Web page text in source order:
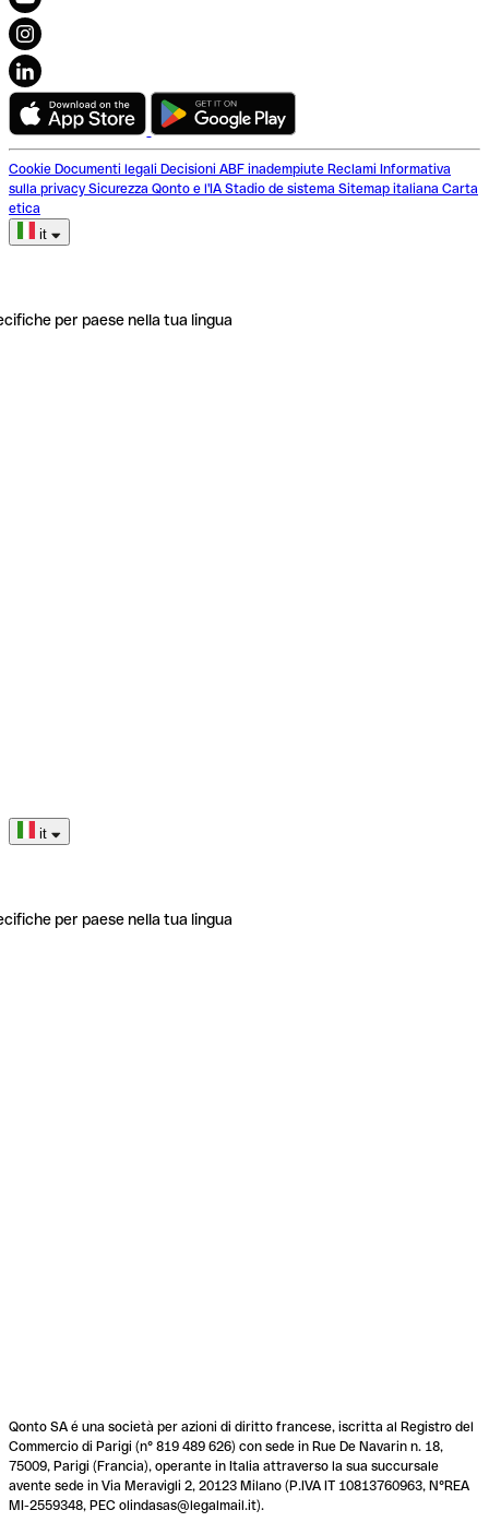
Cookie Documenti legali Decisioni ABF inadempiute Reclami Informativa
sulla privacy Sicurezza Qonto e l'IA Stadio de sistema Sitemap italiana Carta
etica
it
per paese nella tua lingua
it
per paese nella tua lingua
Qonto SA é una società per azioni di diritto francese, iscritta al Registro del
Commercio di Parigi (n° 819 489 626) con sede in Rue De Navarin n. 18,
75009, Parigi (Francia), operante in Italia attraverso la sua succursale
avente sede in Via Meravigli 2, 20123 Milano (P.IVA IT 10813760963, N°REA
MI-2559348, PEC olindasas@legalmail.it).